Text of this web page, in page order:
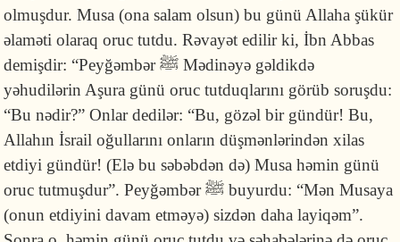
olmuşdur. Musa (ona salam olsun) bu günü Allaha şükür
əlaməti olaraq oruc tutdu. Rəvayət edilir ki, İbn Abbas
demişdir: “Peyğəmbər ﷺ Mədinəyə gəldikdə
yəhudilərin Aşura günü oruc tutduqlarını görüb soruşdu:
“Bu nədir?” On­lar dedilər: “Bu, gözəl bir gündür! Bu,
Allahın İsrail oğullarını onların düşmən­lə­rin­dən xilas
etdiyi gündür! (Elə bu səbəbdən də) Musa həmin günü
oruc tut­muş­dur”. Peyğəmbər ﷺ buyurdu: “Mən Musaya
(onun etdiyini davam etməyə) siz­dən daha layiqəm”.